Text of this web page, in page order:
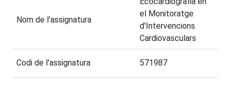
Nom de l'assignatura
el Monitoratge
d'Intervencions
Cardiovasculars
Codi de l'assignatura 571987